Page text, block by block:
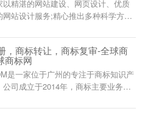
精湛的网站建设、网页设计、优质
站设计服务;精心推出多种科学方案,
，商标转让，商标复审-全球商
商标网
是一家位于广州的专注于商标知识产
司成立于2014年，商标主要业务包